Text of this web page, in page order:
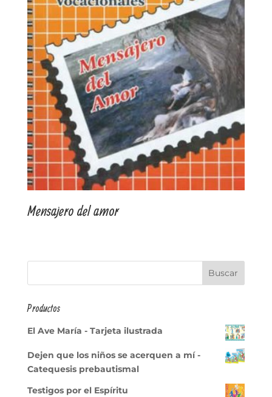
Mensajero del amor
Productos
El Ave María - Tarjeta ilustrada
Dejen que los niños se acerquen a mí -
Catequesis prebautismal
Testigos por el Espíritu